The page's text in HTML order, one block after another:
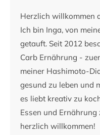
Herzlich willkommen
Ich bin Inga, von
getauft. Seit 2012
Carb Ernährung -
meiner Hashimoto-
gesund zu leben und
es liebt kreativ zu
Essen und
herzlich willkommen!